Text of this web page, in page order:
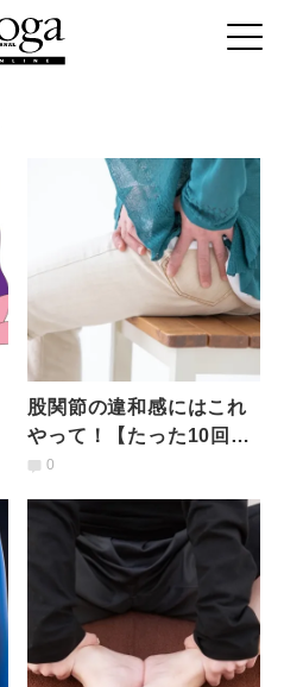
股関節の違和感にはこれ
やって！【たった10回ク
ルクルするだけ】股関節8
0